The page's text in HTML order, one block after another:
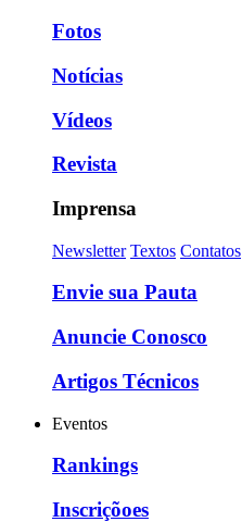
Fotos
Notícias
Vídeos
Revista
Imprensa
Newsletter Textos Contatos
Envie sua Pauta
Anuncie Conosco
Artigos Técnicos
Eventos
Rankings
Inscriçõoes